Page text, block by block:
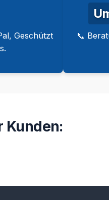
Geschützt
📞
Kunden: